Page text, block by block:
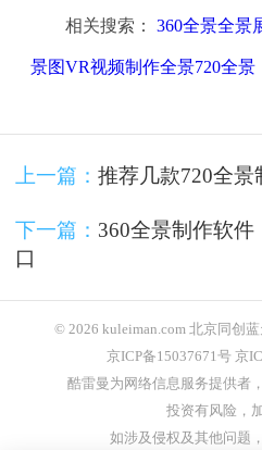
相关搜索： 360全景全景
景图VR视频制作全景720全景
上一篇： 推荐几款720全景
下一篇： 360全景制作软
口
© 2026 kuleiman.com 北京同创
京ICP备15037671号 京
酷雷曼为网络信息服务提供者
投资有风险，
如涉及侵权及其他问题